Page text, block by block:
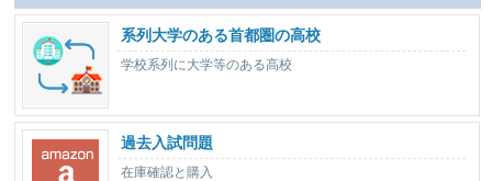
系列大学のある首都圏の高校
学校系列に大学等のある高校
過去入試問題
在庫確認と購入